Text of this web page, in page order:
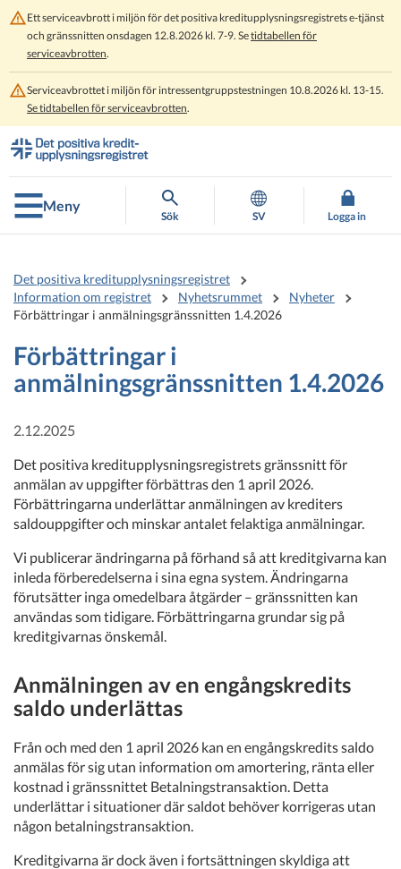
Ett serviceavbrott i miljön för det positiva kreditupplysningsregistrets e-tjänst
och gränssnitten onsdagen 12.8.2026 kl. 7-9. Setidtabellen för
serviceavbrotten.
Serviceavbrottet i miljön för intressentgruppstestningen 10.8.2026 kl. 13-15.
Se tidtabellen för serviceavbrotten.
Gå
direkt
till
innehållet
Gå
till
hela
webbplatsens
sökningMeny
Sök SV Logga in
Det positiva kreditupplysningsregistret
Information om registret
Nyhetsrummet
Nyheter
Förbättringar i anmälningsgränssnitten 1.4.2026
Förbättringar i
anmälningsgränssnitten 1.4.2026
2.12.2025
Det positiva kreditupplysningsregistrets gränssnitt för
anmälan av uppgifter förbättras den 1 april 2026.
Förbättringarna underlättar anmälningen av krediters
saldouppgifter och minskar antalet felaktiga anmälningar.
Vi publicerar ändringarna på förhand så att kreditgivarna kan
inleda förberedelserna i sina egna system. Ändringarna
förutsätter inga omedelbara åtgärder – gränssnitten kan
användas som tidigare. Förbättringarna grundar sig på
kreditgivarnas önskemål.
Anmälningen av en engångskredits
saldo underlättas
Från och med den 1 april 2026 kan en engångskredits saldo
anmälas för sig utan information om amortering, ränta eller
kostnad i gränssnittet Betalningstransaktion. Detta
underlättar i situationer där saldot behöver korrigeras utan
någon betalningstransaktion.
Kreditgivarna är dock även i fortsättningen skyldiga att